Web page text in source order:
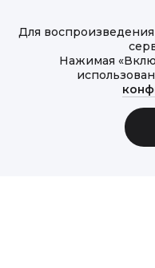
Для
Нажимая